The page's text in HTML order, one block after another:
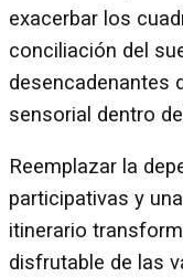
exacerbar los
conciliación del
desencadenantes
sensorial dentro
Reemplazar la
participativas y
itinerario
disfrutable de las